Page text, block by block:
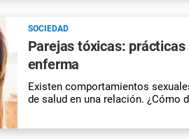
SOCIEDAD
Parejas tóxicas:
enferma
Existen comportamientos
de salud en una relación. ¿Cómo